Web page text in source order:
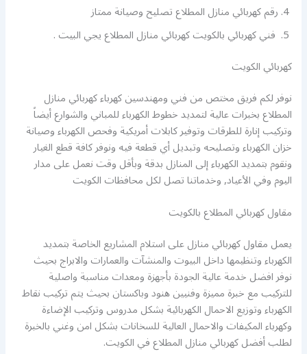
رقم كهربائي منازل المطلاع تصليح وصيانة ممتاز
فني كهربائي بالكويت كهربائي منازل المطلاع يجي البيت .
كهربائي الكويت
نوفر لكم فريق مختص من فني ومهندسين كهرباء كهربائي منازل
المطلاع بخبرات عالية لتمديد خطوط الكهرباء للمباني والشوارع أيضاً
وتركيب إنارة للطرقات وتوفير كابلات أمريكية وفحص الكهرباء وصيانة
خزان الكهرباء وتصليحه وتبديل أي قطعة فيه ونوفر كافة قطع الغيار
ونقوم بتمديد الكهرباء إلى المنازل بدقة وبأقل وقت نعمل على مدار
اليوم وفي الأعياد, وخدماتنا تصل لكل محافظات الكويت
مقاول كهربائي المطلاع بالكويت
يعمل مقاول كهربائي منازل على استلام المشاريع الخاصة بتمديد
الكهرباء وتنظيمها داخل البيوت والمنشآت والعمارات والابراج بحيث
نوفر افضل خدمة عالية الجودة بأجهزة ومعدات مناسبة واصلية
للتركيب مع خبرة مميزة وفنيين هنود وباكستان بحيث يتم تركيب نقاط
الكهرباء وتوزيع الاحمال الكهربائية بشكل مدروس وتركيب الإضاءة
وكهرباء المكيفات والاحمال العالية للسخانات بشكل امن وغني بالخبرة
لطلب أفضل كهربائي منازل المطلاع في الكويت.